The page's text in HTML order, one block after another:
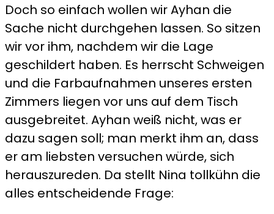
Doch so einfach wollen wir Ayhan die
Sache nicht durchgehen lassen. So sitzen
wir vor ihm, nachdem wir die Lage
geschildert haben. Es herrscht Schweigen
und die Farbaufnahmen unseres ersten
Zimmers liegen vor uns auf dem Tisch
ausgebreitet. Ayhan weiß nicht, was er
dazu sagen soll; man merkt ihm an, dass
er am liebsten versuchen würde, sich
herauszureden. Da stellt Nina tollkühn die
alles entscheidende Frage: